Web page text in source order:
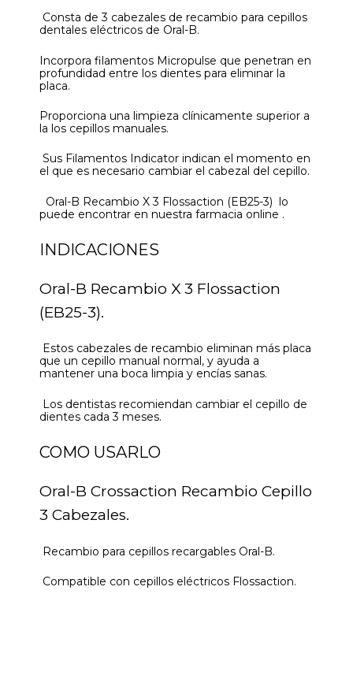
Consta de 3 cabezales de recambio para cepillos
dentales eléctricos de Oral-B.
Incorpora filamentos Micropulse que penetran en
profundidad entre los dientes para eliminar la
placa.
Proporciona una limpieza clínicamente superior a
la los cepillos manuales.
Sus Filamentos Indicator indican el momento en
el que es necesario cambiar el cabezal del cepillo.
Oral-B Recambio X 3 Flossaction (EB25-3) lo
puede encontrar en nuestra farmacia online .
INDICACIONES
Oral-B Recambio X 3 Flossaction
(EB25-3).
Estos cabezales de recambio eliminan más placa
que un cepillo manual normal, y ayuda a
mantener una boca limpia y encías sanas.
Los dentistas recomiendan cambiar el cepillo de
dientes cada 3 meses.
COMO USARLO
Oral-B Crossaction Recambio Cepillo
3 Cabezales.
Recambio para cepillos recargables Oral-B.
Compatible con cepillos eléctricos Flossaction.